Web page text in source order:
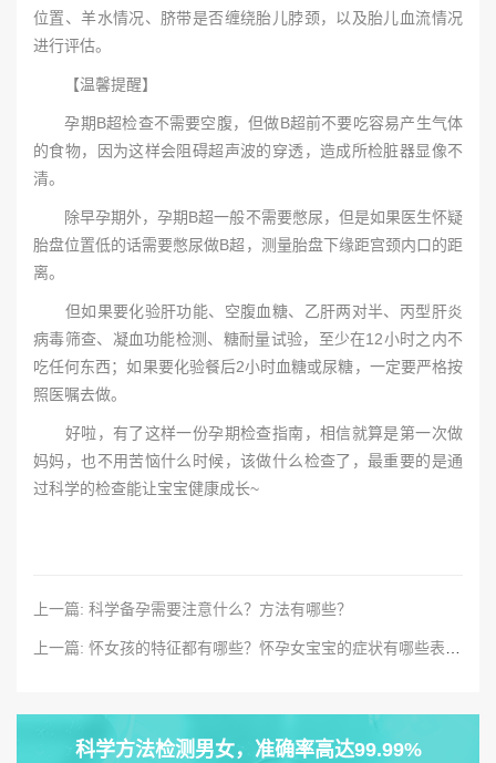
位置、羊水情况、脐带是否缠绕胎儿脖颈，以及胎儿血流情况
进行评估。
【温馨提醒】
孕期B超检查不需要空腹，但做B超前不要吃容易产生气体
的食物，因为这样会阻碍超声波的穿透，造成所检脏器显像不
清。
除早孕期外，孕期B超一般不需要憋尿，但是如果医生怀疑
胎盘位置低的话需要憋尿做B超，测量胎盘下缘距宫颈内口的距
离。
但如果要化验肝功能、空腹血糖、乙肝两对半、丙型肝炎
病毒筛查、凝血功能检测、糖耐量试验，至少在12小时之内不
吃任何东西；如果要化验餐后2小时血糖或尿糖，一定要严格按
照医嘱去做。
好啦，有了这样一份孕期检查指南，相信就算是第一次做
妈妈，也不用苦恼什么时候，该做什么检查了，最重要的是通
过科学的检查能让宝宝健康成长~
上一篇: 科学备孕需要注意什么？方法有哪些？
科学方法检测男女，准确率高达99.99%